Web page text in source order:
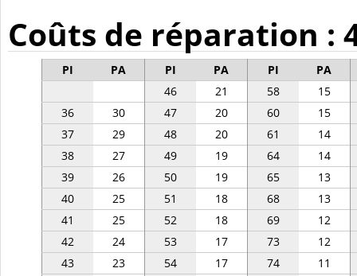
Coûts de réparation :
PI PA PI PA PI
PA
46
21 58
15
36
30 47 20 60
15
37
29 48 20 61
14
38
27 49 19 64
14
39
26 50 19 65
13
40
25 51 18 68
13
41
25 52 18 69
12
42
24 53 17 73
12
43
23 54 17 74
11